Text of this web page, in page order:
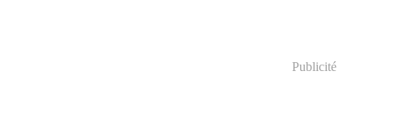
Publicité